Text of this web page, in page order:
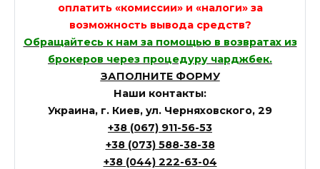
оплатить «комиссии» и «налоги» за
возможность вывода средств?
Обращайтесь к нам за помощью в возвратах из
брокеров через процедуру чарджбек.
ЗАПОЛНИТЕ ФОРМУ
Наши контакты:
Украина, г. Киев, ул. Черняховского, 29
+38 (067) 911-56-53
+38 (073) 588-38-38
+38 (044) 222-63-04